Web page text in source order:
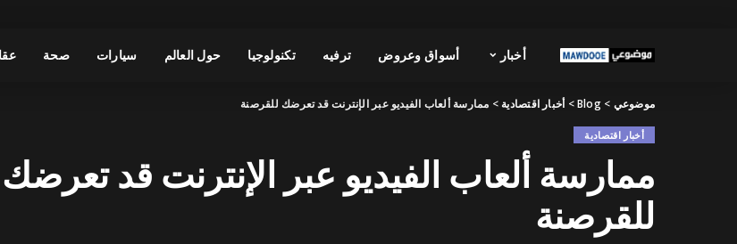
أخبار أسواق وعروض ترفيه تكنولوجيا حول العالم سيارات صحة
موضوعي >
Blog
> أخبار اقتصادية > ممارسة ألعاب الفيديو عبر الإنترنت قد تعرضك للقرصنة
أخبار اقتصادية
ممارسة ألعاب الفيديو عبر الإنترنت قد تعرضك
للقرصنة